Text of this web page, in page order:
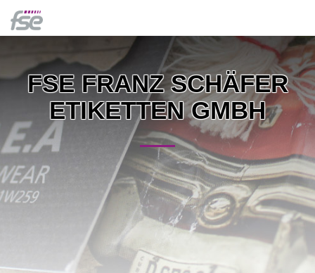
FSE FRANZ SCHÄFER
ETIKETTEN GMBH